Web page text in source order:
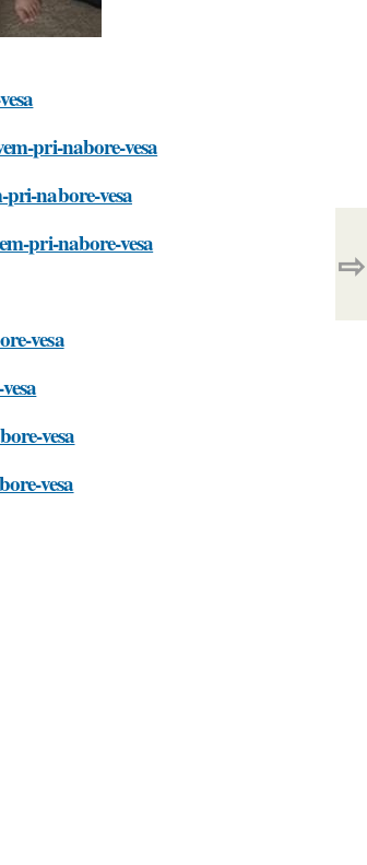
pri-nabore-vesa
nabore-vesa
pri-nabore-vesa
vesa
vesa
vesa
⇨